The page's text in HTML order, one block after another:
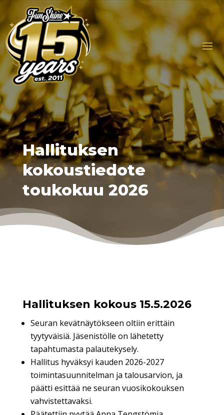
Hallituksen
kokoustiedote
toukokuu 2026
Hallituksen kokous 15.5.2026
Seuran kevätnäytökseen oltiin erittäin
tyytyväisiä. Jäsenistölle on lähetetty
tapahtumasta palautekysely.
Hallitus hyväksyi kauden 2026-2027
toimintasuunnitelman ja talousarvion, ja
päätti esittää ne seuran vuosikokouksen
vahvistettavaksi.